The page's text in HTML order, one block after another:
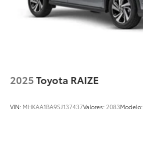
2025Toyota RAIZE
VIN: MHKAA1BA9SJ137437Valores: 2083Modelo: